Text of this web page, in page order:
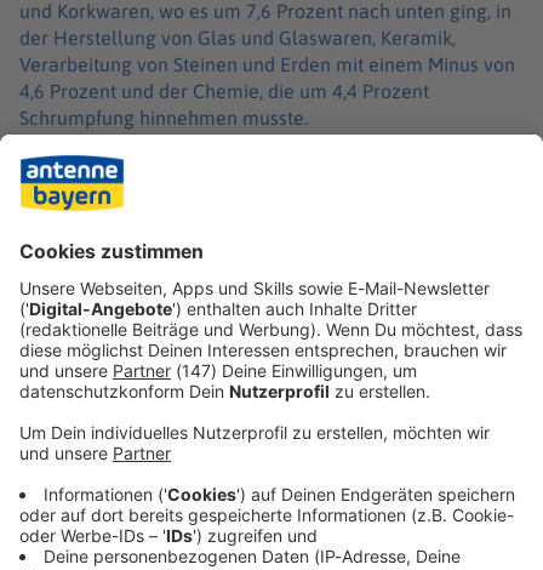
und Korkwaren, wo es um 7,6 Prozent nach unten ging, in
der Herstellung von Glas und Glaswaren, Keramik,
Verarbeitung von Steinen und Erden mit einem Minus von
4,6 Prozent und der Chemie, die um 4,4 Prozent
Schrumpfung hinnehmen musste.
Die bayerische Industrie leidet seit längerem unter der
allgemeinen Konjunkturschwäche. Da der Export für sie
eine große Rolle spielt, haben die geopolitischen
Verwerfungen des vergangenen Jahres wie die US-Zölle